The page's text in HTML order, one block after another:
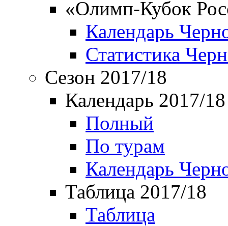
«Олимп-Кубок
Календарь
Статистика
Сезон 2017/18
Календарь 2017/18
Полный
По турам
Календарь
Таблица 2017/18
Таблица